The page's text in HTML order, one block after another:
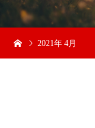
2021年 4月